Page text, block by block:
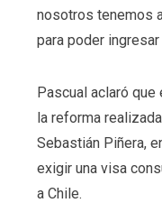
nosotros tenemos
para poder
Pascual aclaró
la reforma
Sebastián Piñera,
exigir una visa
a Chile.